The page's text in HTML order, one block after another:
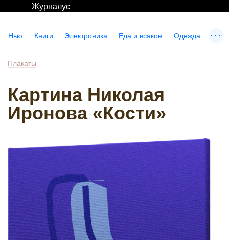
Журналус
Нью Книги Электроника Еда и всякое Одежда ...
Плакаты
Картина Николая
Иронова «Кости»